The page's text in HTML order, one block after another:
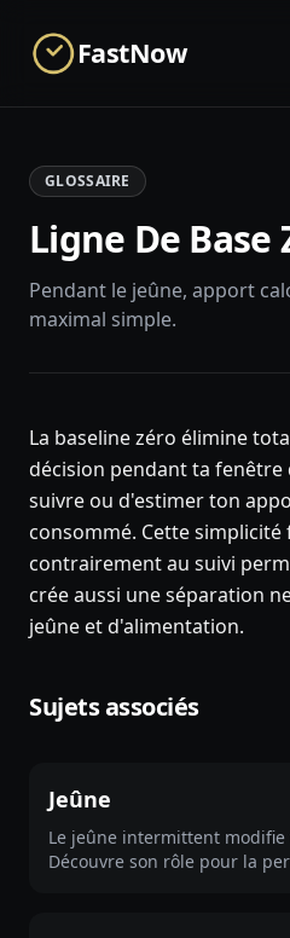
FastNow
GLOSSAIRE
Ligne De Base
Pendant le jeûne, apport
maximal simple.
La baseline zéro élimine
décision pendant ta fenêtre
suivre ou d'estimer ton
consommé. Cette simplicité
contrairement au suivi
crée aussi une séparation
jeûne et d'alimentation.
Sujets associés
Jeûne
Le jeûne intermittent
Découvre son rôle pour la